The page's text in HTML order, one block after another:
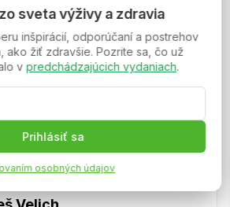
z nepreberného množstva
od najrôznejších organizácií, bola
jednak akreditácia MŠ SR, časová
rade rozšírené množstvo
kurzom. Napriek tomu, že
pre výživu...
sveta výživy a zdravia
inšpirácií, odporúčaní a postrehov
ako žiť zdravšie. Pozrite sa, čo už
v predchádzajúcich vydaniach.
Prihlásiť sa
osobných údajov